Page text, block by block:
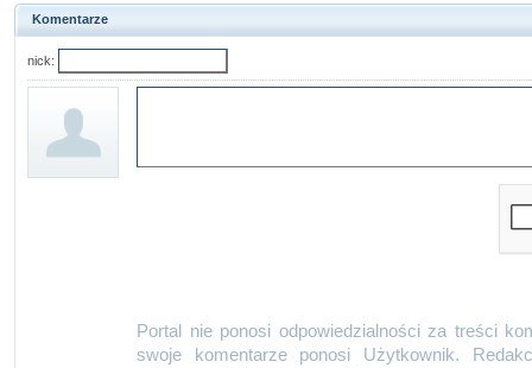
Komentarze
nick:
Portal nie ponosi odpowiedzialności za treści
swoje komentarze ponosi Użytkownik.